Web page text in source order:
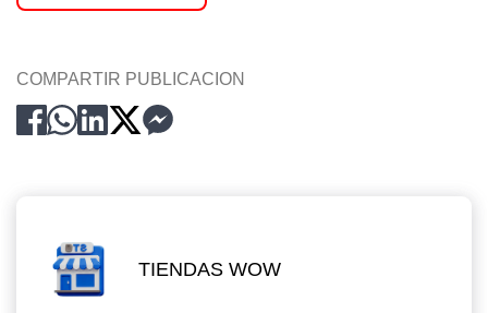
COMPARTIR PUBLICACION
TIENDAS WOW